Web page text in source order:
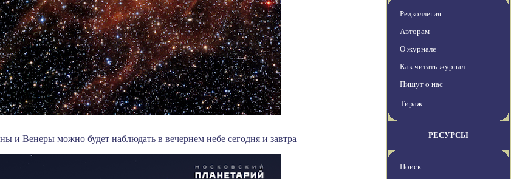
и Венеры можно будет наблюдать в вечернем небе сегодня и завтра
Редколлегия
Авторам
О журнале
Как читать журнал
Пишут о нас
Тираж
РЕСУРСЫ
Поиск